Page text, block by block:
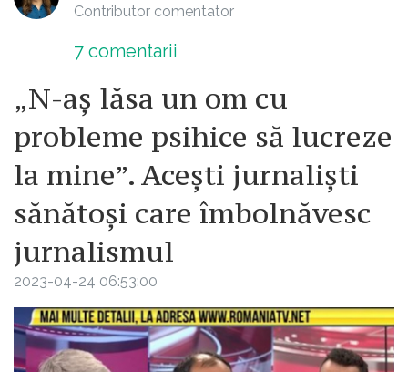
Contributor comentator
7 comentarii
„N-aș lăsa un om cu
probleme psihice să lucreze
la mine”. Acești jurnaliști
sănătoși care îmbolnăvesc
jurnalismul
2023-04-24 06:53:00